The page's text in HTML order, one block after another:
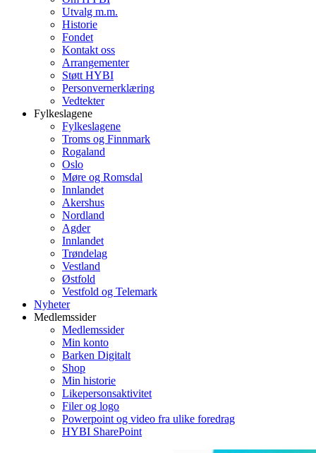
Utvalg m.m.
Historie
Fondet
Kontakt oss
Arrangementer
Støtt HYBI
Personvernerklæring
Vedtekter
Fylkeslagene
Fylkeslagene
Troms og Finnmark
Rogaland
Oslo
Møre og Romsdal
Innlandet
Akershus
Nordland
Agder
Innlandet
Trøndelag
Vestland
Østfold
Vestfold og Telemark
Nyheter
Medlemssider
Medlemssider
Min konto
Barken Digitalt
Shop
Min historie
Likepersonsaktivitet
Filer og logo
Powerpoint og video fra ulike foredrag
HYBI SharePoint